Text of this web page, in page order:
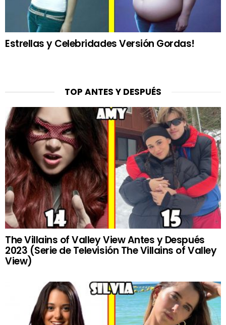
Estrellas y Celebridades Versión Gordas!
TOP ANTES Y DESPUÉS
The Villains of Valley View Antes y Después
2023 (Serie de Televisión The Villains of Valley
View)